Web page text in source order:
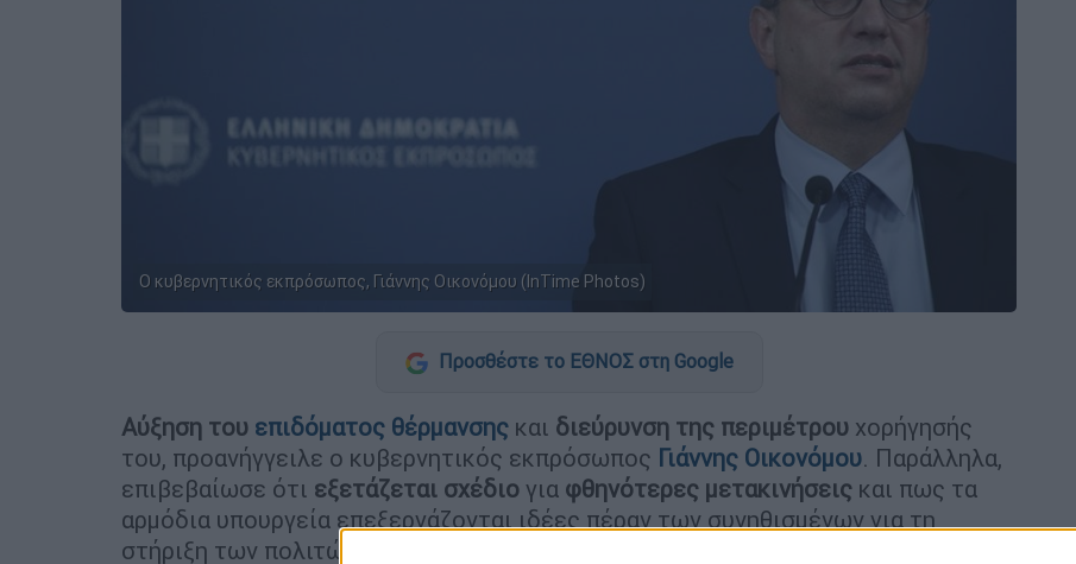
Ο κυβερνητικός εκπρόσωπος, Γιάννης Οικονόμου (InTime Photos)
Προσθέστε το ΕΘΝΟΣ στη Google
Αύξηση του επιδόματος θέρμανσης και διεύρυνση της περιμέτρου χορήγησής
του, προανήγγειλε ο κυβερνητικός εκπρόσωπος Γιάννης Οικονόμου. Παράλληλα,
επιβεβαίωσε ότι εξετάζεται σχέδιο για φθηνότερες μετακινήσεις και πως τα
αρμόδια υπουργεία επεξεργάζονται ιδέες πέραν των συνηθισμένων για τη
στήριξη των πολιτών, επιβεβαιώνοντας έτσι το